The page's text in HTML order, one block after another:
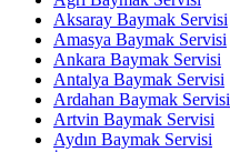
Aksaray Baymak Servisi
Amasya Baymak Servisi
Ankara Baymak Servisi
Antalya Baymak Servisi
Ardahan Baymak Servisi
Artvin Baymak Servisi
Aydın Baymak Servisi